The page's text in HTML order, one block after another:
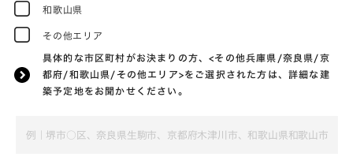
和歌山県
その他エリア
具体的な市区町村がお決まりの方、<その他兵庫県/奈良県/京
都府/和歌山県/その他エリア>をご選択された方は、詳細な建
築予定地をお聞かせください。